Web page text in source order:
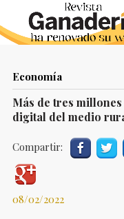
Economía
Más de tres
digital del medio
Compartir:
08/02/2022